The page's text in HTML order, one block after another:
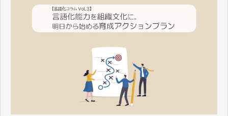
Webセミナー
ブログ
お問い合わせ